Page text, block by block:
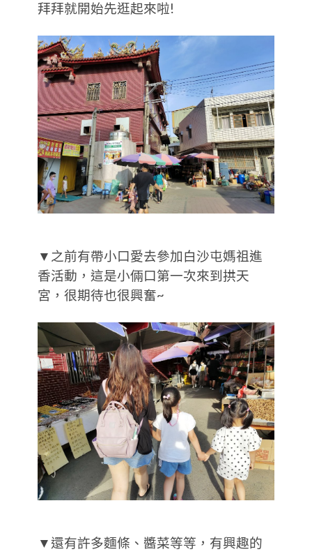
拜拜就開始先逛起來啦!
▼之前有帶小口愛去參加白沙屯媽祖進
香活動，這是小倆口第一次來到拱天
宮，很期待也很興奮~
▼還有許多麵條、醬菜等等，有興趣的